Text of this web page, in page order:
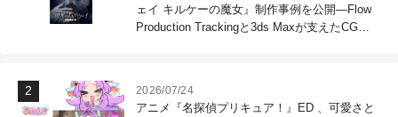
ェイ キルケーの魔女』制作事例を公開―Flow
Production Trackingと3ds Maxが支えたCG制
2026/07/24
アニメ『名探偵プリキュア！』ED 、可愛さと